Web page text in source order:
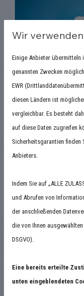
Heizung
Bei uns ist Ihre
Mehr erfahren
Wir
Einige Anbieter übermitteln
genannten Zwecken
EWR
diesen Ländern ist
vergleichbar. Es besteht
auf diese Daten zugreifen
Sicherheitsgarantien
Anbieters.
Indem Sie auf „ALLE
und Abrufen von
der anschließenden
die von Ihnen
DSGVO).
Eine bereits erteilte
unten eingeblendeten